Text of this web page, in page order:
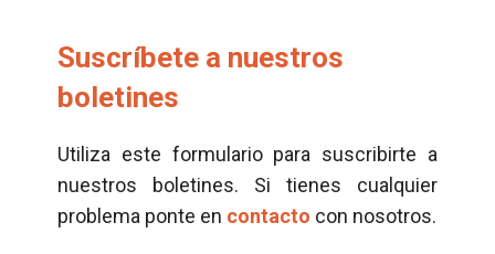
Suscríbete a nuestros
boletines
Utiliza este formulario para suscribirte a
nuestros boletines. Si tienes cualquier
problema ponte en contacto con nosotros.